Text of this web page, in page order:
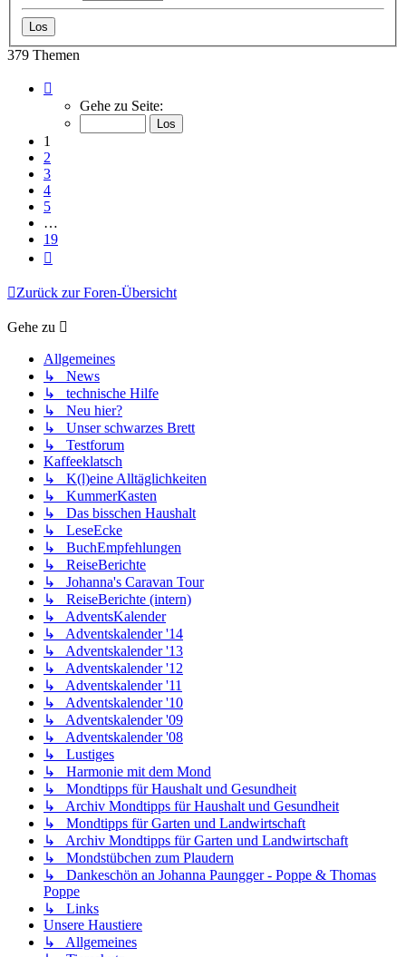
379 Themen
von
Gehe zu Seite:
1
2
3
4
5
…
19
Zurück zur Foren-Übersicht
Gehe zu
Allgemeines
↳ News
↳ technische Hilfe
↳ Neu hier?
↳ Unser schwarzes Brett
↳ Testforum
Kaffeeklatsch
↳ K(l)eine Alltäglichkeiten
↳ KummerKasten
↳ Das bisschen Haushalt
↳ LeseEcke
↳ BuchEmpfehlungen
↳ ReiseBerichte
↳ Johanna's Caravan Tour
↳ ReiseBerichte (intern)
↳ AdventsKalender
↳ Adventskalender '14
↳ Adventskalender '13
↳ Adventskalender '12
↳ Adventskalender '11
↳ Adventskalender '10
↳ Adventskalender '09
↳ Adventskalender '08
↳ Lustiges
↳ Harmonie mit dem Mond
↳ Mondtipps für Haushalt und Gesundheit
↳ Archiv Mondtipps für Haushalt und Gesundheit
↳ Mondtipps für Garten und Landwirtschaft
↳ Archiv Mondtipps für Garten und Landwirtschaft
↳ Mondstübchen zum Plaudern
↳ Dankeschön an Johanna Paungger - Poppe & Thomas
Poppe
↳ Links
Unsere Haustiere
↳ Allgemeines